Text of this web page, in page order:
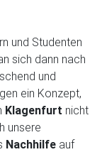
und Studenten
sich dann nach
und
ein Konzept,
Klagenfurt nicht
unsere
Nachhilfe auf